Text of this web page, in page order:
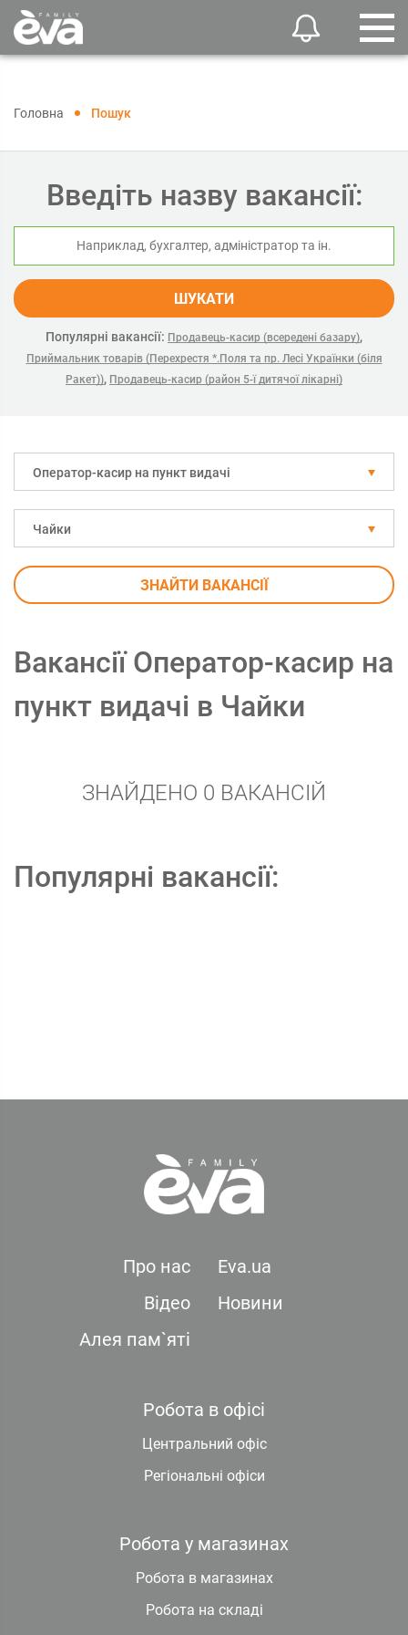
Головна Пошук
Введіть назву вакансії:
ШУКАТИ
Популярні вакансії: Продавець-касир (всередені базару),
Приймальник товарів (Перехрестя *.Поля та пр. Лесі Українки (біля
Ракет)), Продавець-касир (район 5-ї дитячої лікарні)
Оператор-касир на пункт видачі
Чайки
ЗНАЙТИ ВАКАНСІЇ
Вакансії Оператор-касир на
пункт видачі в Чайки
ЗНАЙДЕНО 0 ВАКАНСІЙ
Популярні вакансії:
Про нас
Eva.ua
Відео
Новини
Алея пам`яті
Робота в офісі
Центральний офіс
Регіональні офіси
Робота у магазинах
Робота в магазинах
Робота на складі